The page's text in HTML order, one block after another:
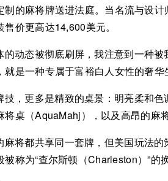
的麻将牌送进法庭。当名流与设
价更高达14,600美元。
动态被彻底刷屏，我注意到一种
是一种专属于富裕白人女性的奢华
，更多是精致的桌景：明亮柔和
桌（AquaMahj），以及高昂的麻将
麻将都共享同一套牌，但美国玩法
称为“查尔斯顿（Charleston）”